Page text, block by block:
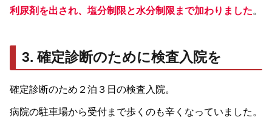
利尿剤を出され、塩分制限と水分制限まで加わりました。
3. 確定診断のために検査入院を
確定診断のため２泊３日の検査入院。
病院の駐車場から受付まで歩くのも辛くなっていました。